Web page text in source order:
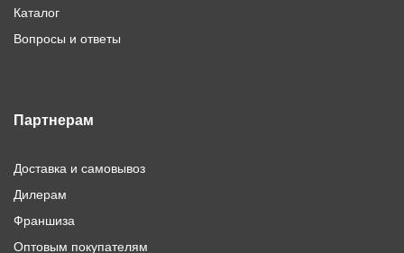
Каталог
Вопросы и ответы
Партнерам
Доставка и самовывоз
Дилерам
Франшиза
Оптовым покупателям